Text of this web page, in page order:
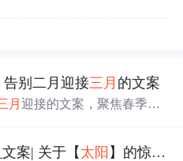
告别二月迎接三月 的文案
月迎接的文案，聚焦春季意
营场景，突出季节更替中的
案| 关于【 太阳 】的惊艳句子